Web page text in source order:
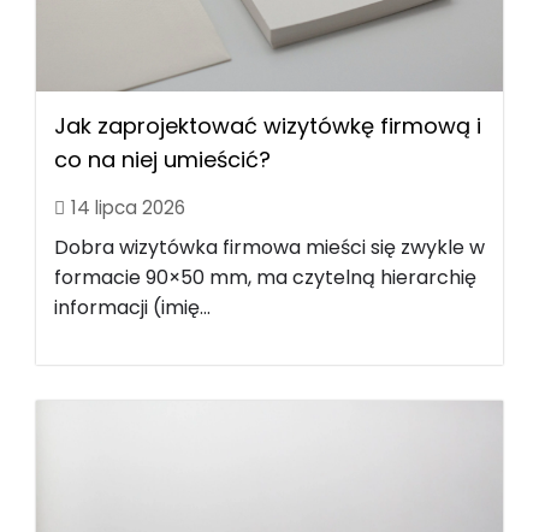
Jak zaprojektować wizytówkę firmową i
co na niej umieścić?
14 lipca 2026
Dobra wizytówka firmowa mieści się zwykle w
formacie 90×50 mm, ma czytelną hierarchię
informacji (imię...